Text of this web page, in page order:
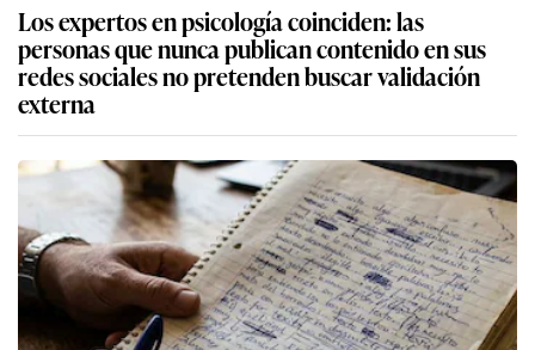
Los expertos en psicología coinciden: las
personas que nunca publican contenido en sus
redes sociales no pretenden buscar validación
externa